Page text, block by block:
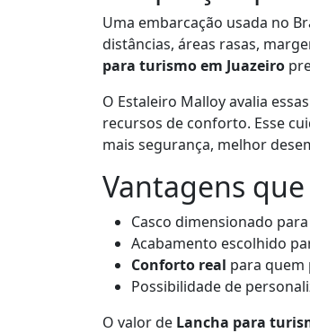
Uma embarcação usada no
distâncias, áreas rasas,
para turismo em Juazeiro
O Estaleiro Malloy avalia
recursos de conforto. Esse
mais segurança, melhor
Vantagens
Casco dimensionado
Acabamento escolhido
Conforto real para quem
Possibilidade de
O valor de Lancha para